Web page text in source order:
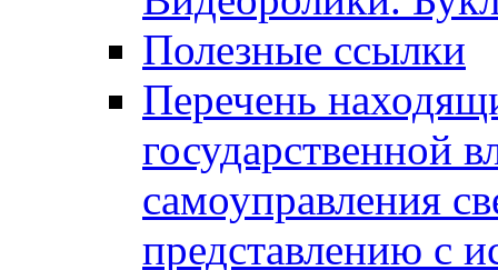
Полезные ссылки
Перечень
государственной
самоуправления
представлению с